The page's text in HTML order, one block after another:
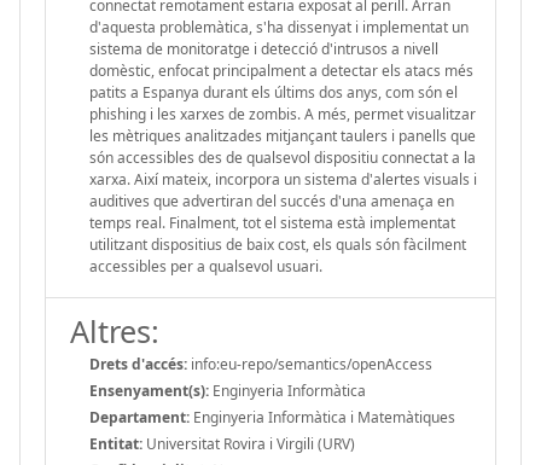
connectat remotament estaria exposat al perill. Arran
d'aquesta problemàtica, s'ha dissenyat i implementat un
sistema de monitoratge i detecció d'intrusos a nivell
domèstic, enfocat principalment a detectar els atacs més
patits a Espanya durant els últims dos anys, com són el
phishing i les xarxes de zombis. A més, permet visualitzar
les mètriques analitzades mitjançant taulers i panells que
són accessibles des de qualsevol dispositiu connectat a la
xarxa. Així mateix, incorpora un sistema d'alertes visuals i
auditives que advertiran del succés d'una amenaça en
temps real. Finalment, tot el sistema està implementat
utilitzant dispositius de baix cost, els quals són fàcilment
accessibles per a qualsevol usuari.
Altres:
Drets d'accés: info:eu-repo/semantics/openAccess
Ensenyament(s): Enginyeria Informàtica
Departament: Enginyeria Informàtica i Matemàtiques
Entitat: Universitat Rovira i Virgili (URV)